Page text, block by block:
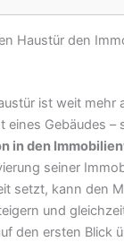
Haustür den
ist weit mehr
eines Gebäudes –
in den
seiner
setzt, kann den
und
den ersten Blick